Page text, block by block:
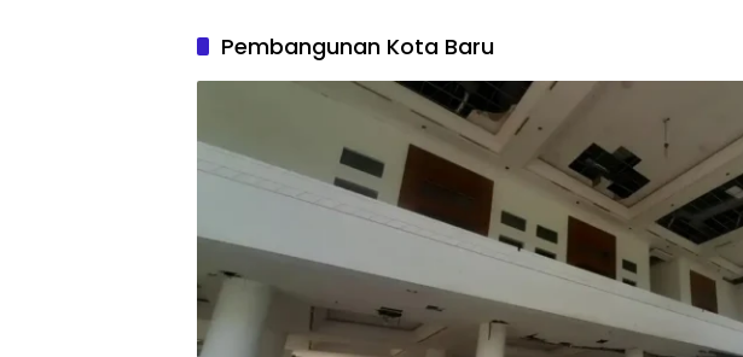
Pembangunan Kota Baru